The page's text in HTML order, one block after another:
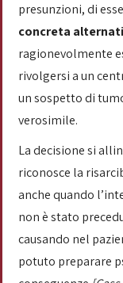
presunzioni, di
concreta
ragionevolmente
rivolgersi a un
un sospetto di
verosimile.
La decisione si
riconosce la
anche quando
non è stato
causando nel
potuto preparare